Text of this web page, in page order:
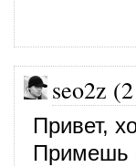
seo2z
Привет,
Примешь